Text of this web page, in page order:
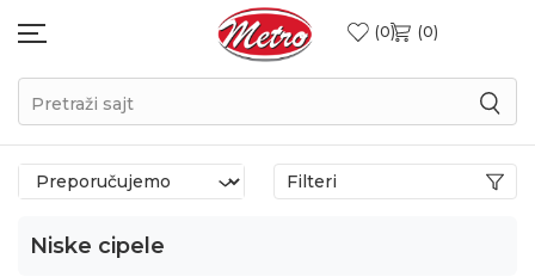
0 0
Pretraži sajt
Niske cipele
Filteri